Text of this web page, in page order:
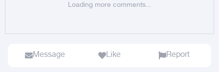
Loading more comments...
Message Like Report